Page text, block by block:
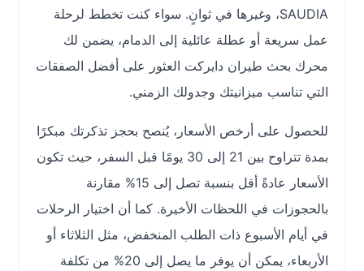
SAUDIA، وغيرها في ثوانٍ. سواء كنت تخطط لرحلة
عمل سريعة أو عطلة عائلية إلى الدمام، يضمن لك
محرك بحث طيران دايركت العثور على أفضل الصفقات
التي تناسب ميزانيتك وجدولك الزمني.
للحصول على أرخص الأسعار، يُنصح بحجز تذكرتك مبكرًا
بمدة تتراوح بين 21 إلى 30 يومًا قبل السفر، حيث تكون
الأسعار عادةً أقل بنسبة تصل إلى 15% مقارنة
بالحجوزات في اللحظات الأخيرة. كما أن اختيار الرحلات
في أيام الأسبوع ذات الطلب المنخفض، مثل الثلاثاء أو
الأربعاء، يمكن أن يوفر ما يصل إلى 20% من تكلفة